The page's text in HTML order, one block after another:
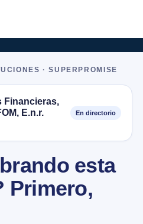
· SUPERPROMISE
Financieras,
E.n.r.
En directorio
esta
Primero,